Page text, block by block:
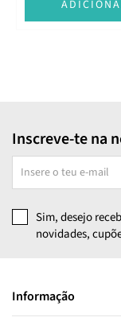
Inscreve-te na
Sim, desejo
novidades,
Informação